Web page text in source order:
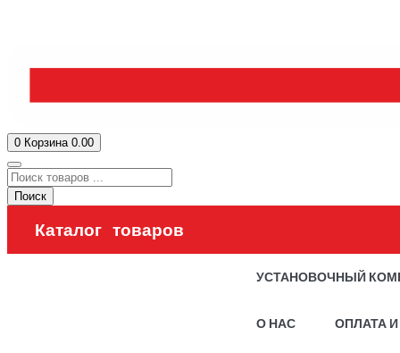
0 Корзина 0.00
Поиск
Каталог товаров
УСТАНОВОЧНЫЙ
О НАС ОПЛАТА